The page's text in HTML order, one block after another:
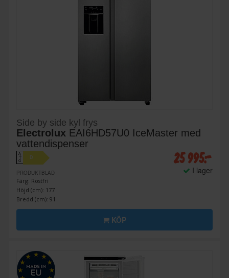
Side by side kyl frys
Electrolux EAI6HD57U0 IceMaster med
vattendispenser
A
↑
G
D
PRODUKTBLAD
Färg: Rostfri
Höjd (cm): 177
Bredd (cm): 91
25 995:-
I lager
KÖP